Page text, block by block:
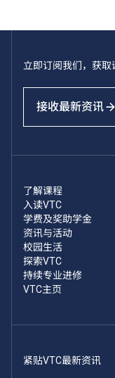
立即订阅我们，获取
接收最新资讯
了解课程
入读VTC
学费及奖助学金
资讯与活动
校园生活
探索VTC
持续专业进修
VTC主页
紧贴VTC最新资讯